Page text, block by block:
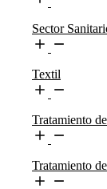
Sector
Textil
Tratamiento
Tratamiento